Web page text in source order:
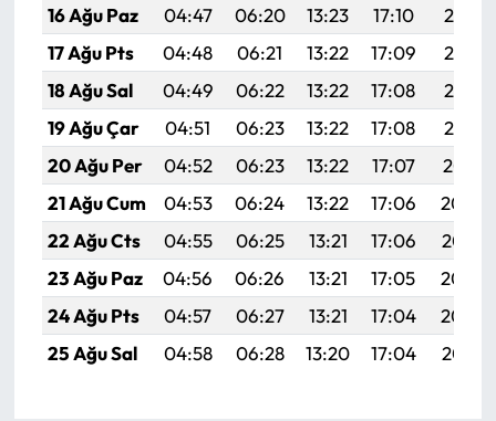
16 Ağu Paz
04:47 06:20 13:23 17:10
20:16
17 Ağu Pts
04:48 06:21 13:22 17:09
20:14
18 Ağu Sal
04:49 06:22 13:22 17:08
20:13
19 Ağu Çar
04:51 06:23 13:22 17:08
20:12
20 Ağu Per
04:52 06:23 13:22 17:07
20:10
21 Ağu Cum
04:53 06:24 13:22 17:06
20:09
22 Ağu Cts
04:55 06:25 13:21 17:06
20:07
23 Ağu Paz
04:56 06:26 13:21 17:05
20:06
24 Ağu Pts
04:57 06:27 13:21 17:04
20:04
25 Ağu Sal
04:58 06:28 13:20 17:04 20:03